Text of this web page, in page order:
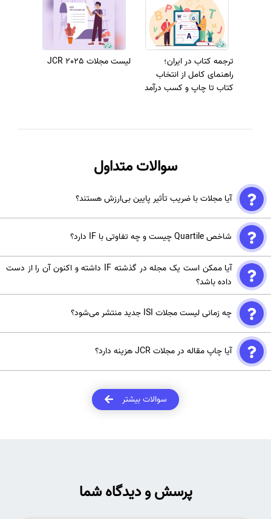
ترجمه کتاب در ایران؛
راهنمای کامل از انتخاب
کتاب تا چاپ و کسب درآمد
لیست مجلات JCR 2025
سوالات متداول
آیا مجلات با ضریب تأثیر پایین بی‌ارزش هستند؟
دارند. همچنین در رشته‌هایی با نرخ ارجاع پایین، IF به‌تنهایی معیار قضاوت
نیست.
شاخص Quartile چیست و چه تفاوتی با IF دارد؟
این شاخص (چهارک) نشان می‌دهد یک مجله در رتبه‌بندی موضوعی خود در
کدام بخش قرار دارد: Q1 بالاترین، Q4 پایین‌ترین و مکمل ایمپکت فاکتور
برای ارزیابی جایگاه مجله در حوزه تخصصی‌اش است.
آیا ممکن است یک مجله در گذشته IF داشته و اکنون آن را از دست
داده باشد؟
بله، مجلات ممکن است به دلایل مختلفی مانند افت کیفیت یا عدم تطابق
با استانداردهای Clarivate از لیست JCR خارج شوند و IF آن‌ها صفر شود یا
نمایش داده نشود.
چه زمانی لیست مجلات ISI جدید منتشر می‌شود؟
معمولاً هر سال در ماه ژوئن (خرداد تا تیر) منتشر می‌شود. در این زمان،
ایمپکت فاکتور به‌روزرسانی می‌شود و اطلاعات جدید برای همه مجلات ارائه
می‌گردد.
آیا چاپ مقاله در مجلات JCR هزینه دارد؟
هزینه داوری یا پذیرش دریافت می‌کنند. باید راهنمای نویسندگان مجله
سوالات بیشتر
پرسش و دیدگاه شما